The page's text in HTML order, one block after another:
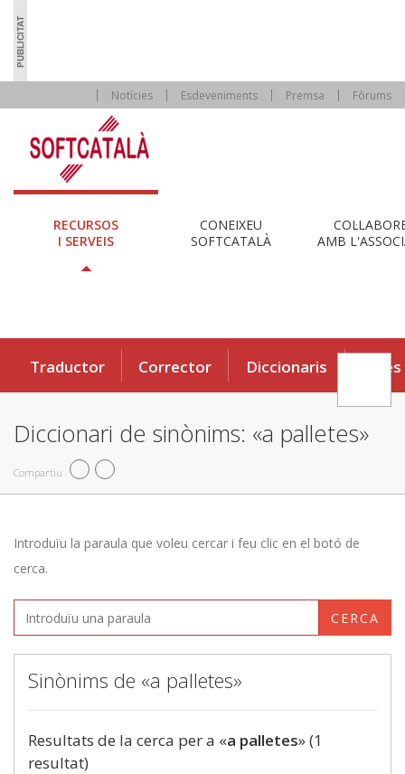
Notícies Esdeveniments Premsa Fòrums
RECURSOS
I SERVEIS
CONEIXEU
SOFTCATALÀ
AMB
Traductor Corrector Diccionaris Eines
Diccionari de sinònims: «a palletes»
Compartiu
Introduïu la paraula que voleu cercar i feu clic en el botó de
cerca.
CERCA
Sinònims de «a palletes»
Resultats de la cerca per a «a palletes» (1
resultat)